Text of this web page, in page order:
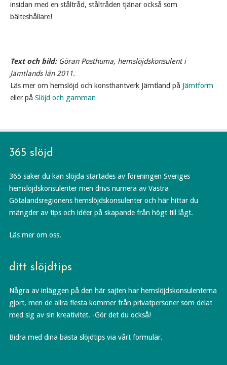
insidan med en ståltråd, ståltråden tjänar också som
bälteshållare!
Text och bild:Göran Posthuma, hemslöjdskonsulent i
Jämtlands län 2011.
Läs mer om hemslöjd och konsthantverk Jämtland på Jämtform
eller på Slöjd och gamman
365 slöjd
365 saker du kan slöjda startades av föreningen Sveriges
hemslöjdskonsulenter men drivs numera av Västra
Götalandsregionens hemslöjdskonsulenter och här hittar du
mängder av tips och idéer på skapande från högt till lågt.
Läs mer om oss.
ditt slöjdtips
Några av inläggen på den här sajten har hemslöjdskonsulenterna
gjort, men de allra flesta kommer från privatpersoner som delat
med sig av sin kreativitet. -Gör det du också!
Bidra med dina bästa slöjdtips via vårt formulär.